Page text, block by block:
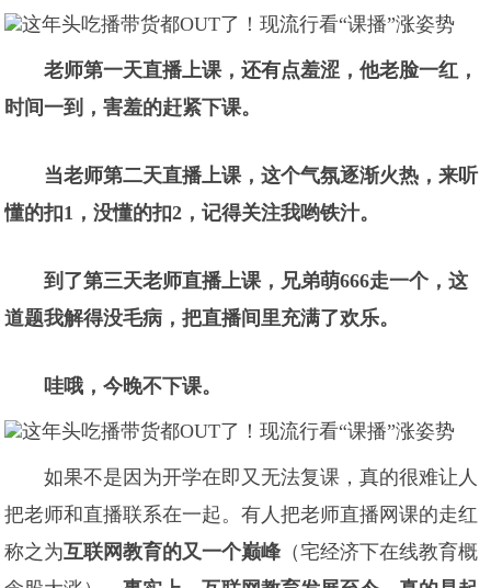
老师第一天直播上课，还有点羞涩，他老脸一红，
时间一到，害羞的赶紧下课。
当老师第二天直播上课，这个气氛逐渐火热，来听
懂的扣1，没懂的扣2，记得关注我哟铁汁。
到了第三天老师直播上课，兄弟萌666走一个，这
道题我解得没毛病，把直播间里充满了欢乐。
哇哦，今晚不下课。
如果不是因为开学在即又无法复课，真的很难让人
把老师和直播联系在一起。有人把老师直播网课的走红
称之为互联网教育的又一个巅峰 （宅经济下在线教育概